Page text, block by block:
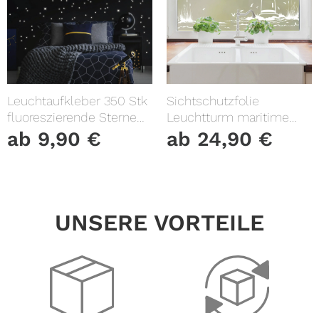
Leuchtaufkleber 350 Stk
fluoreszierende Sterne
und Punkte leuchten im
Dunklen Kinderzimmer
ab 9,90 €
Sichtschutzfolie
Leuchtturm maritime
Fensterfolie Fensterdeko
Milchglasfolie
ab 24,90 €
UNSERE VORTEILE